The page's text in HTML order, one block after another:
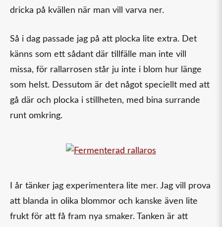
dricka på kvällen när man vill varva ner.
Så i dag passade jag på att plocka lite extra. Det
känns som ett sådant där tillfälle man inte vill
missa, för rallarrosen står ju inte i blom hur länge
som helst. Dessutom är det något speciellt med att
gå där och plocka i stillheten, med bina surrande
runt omkring.
I år tänker jag experimentera lite mer. Jag vill prova
att blanda in olika blommor och kanske även lite
frukt för att få fram nya smaker. Tanken är att